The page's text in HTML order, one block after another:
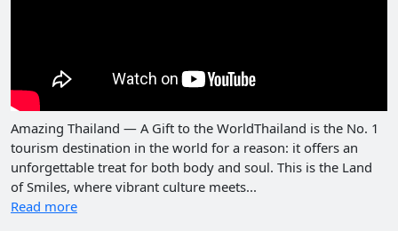
Amazing Thailand — A Gift to the WorldThailand is the No. 1
tourism destination in the world for a reason: it offers an
unforgettable treat for both body and soul. This is the Land
of Smiles, where vibrant culture meets...
Read more